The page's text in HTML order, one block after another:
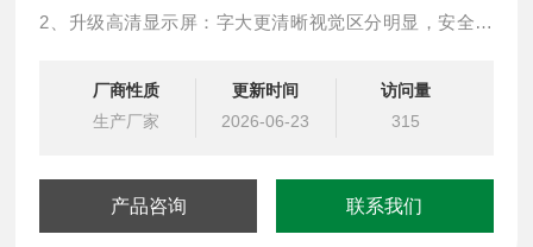
2、升级高清显示屏：字大更清晰视觉区分明显，安全隐
3、免校准模组：免校准传感器模组，可直接替换，无需
重新标气
更灵敏，数据更准确
厂商性质
生产厂家
更新时间
2026-06-23
访问量
315
产品咨询 联系我们